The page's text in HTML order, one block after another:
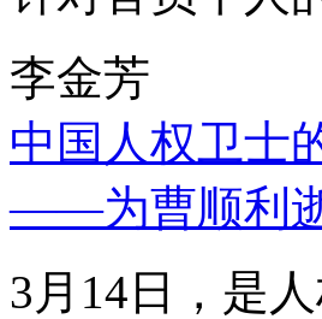
李金芳
中国人权卫士
——为曹顺利
3月14日，是